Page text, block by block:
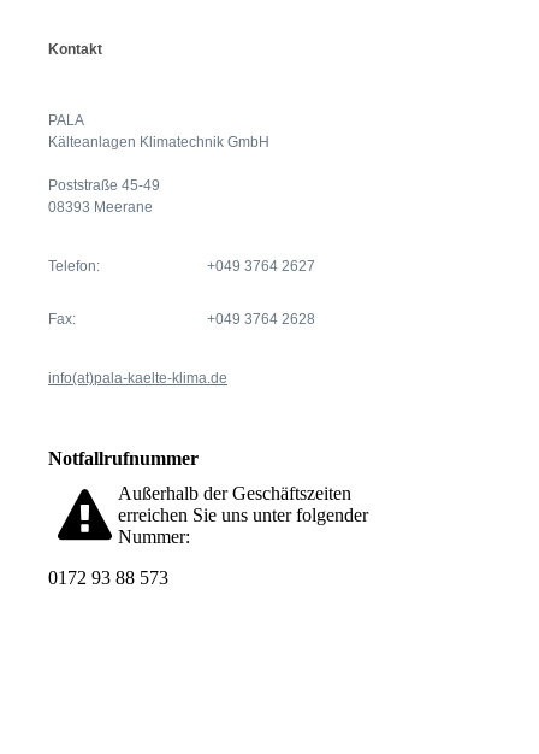
Kontakt
PALA
Kälteanlagen Klimatechnik GmbH
Poststraße 45-49
08393 Meerane
Telefon: +049 3764 2627
Fax: +049 3764 2628
info(at)pala-kaelte-klima.de
Notfallrufnummer
Außerhalb der Geschäftszeiten
erreichen Sie uns unter folgender
Nummer:
0172 93 88 573